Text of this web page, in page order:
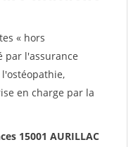
« hors
par l'assurance
en charge par la
15001 AURILLAC